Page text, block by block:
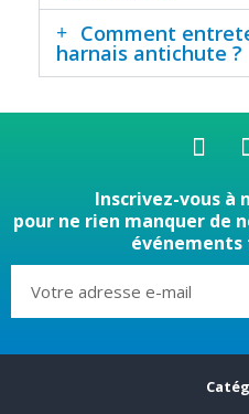
Comment
harnais antichute ?
Inscrivez-vous
pour ne rien manquer de
événements